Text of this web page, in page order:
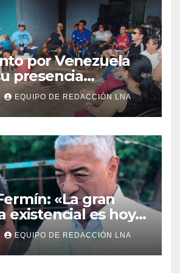
por Venezuela
presencia
en La Ponderosa
de
EQUIPO DE REDACCIÓN LNA
«La gran
existencial es hoy
de la soberanía»
EQUIPO DE REDACCIÓN LNA